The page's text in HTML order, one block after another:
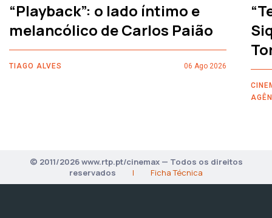
“Playback”: o lado íntimo e
melancólico de Carlos Paião
TIAGO ALVES 06 Ago 2026
© 2011/2026 www.rtp.pt/cinemax — Todos os direitos
reservados
| Ficha Técnica